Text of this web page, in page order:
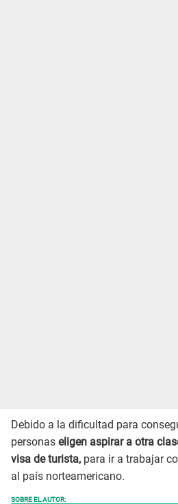
Debido a la dificultad para
personas eligen aspirar a otra
visa de turista, para ir a trabajar
al país norteamericano.
SOBRE EL AUTOR: